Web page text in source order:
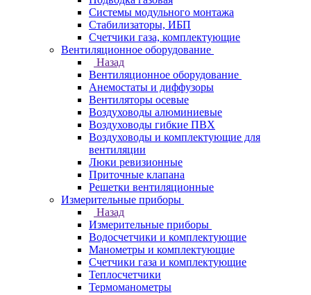
Системы модульного монтажа
Стабилизаторы, ИБП
Счетчики газа, комплектующие
Вентиляционное оборудование
Назад
Вентиляционное оборудование
Анемостаты и диффузоры
Вентиляторы осевые
Воздуховоды алюминиевые
Воздуховоды гибкие ПВХ
Воздуховоды и комплектующие для
вентиляции
Люки ревизионные
Приточные клапана
Решетки вентиляционные
Измерительные приборы
Назад
Измерительные приборы
Водосчетчики и комплектующие
Манометры и комплектующие
Счетчики газа и комплектующие
Теплосчетчики
Термоманометры